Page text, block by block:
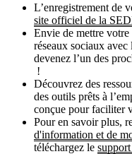
L’enregistrement de
site officiel de la
Envie de mettre votre
réseaux sociaux avec
devenez l’un des
!
Découvrez des
des outils prêts à
conçue pour faciliter
Pour en savoir plus,
d'information et de
téléchargez le